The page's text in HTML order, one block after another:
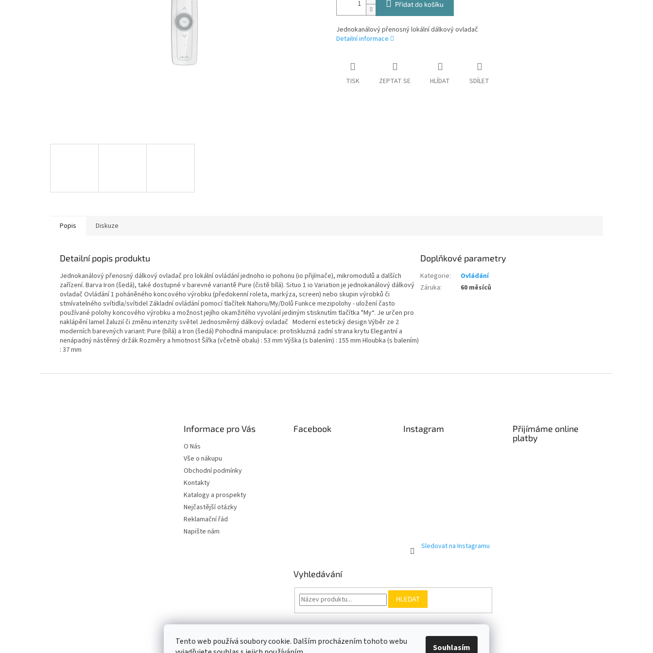
Tento web používá soubory cookie. Dalším procházením tohoto webu
Souhlasím
Přidat do košíku
Jednokanálový přenosný lokální dálkový ovladač
Detailní informace
TISK ZEPTAT SE HLÍDAT SDÍLET
Popis Diskuze
Detailní popis produktu
Jednokanálový přenosný dálkový ovladač pro lokální ovládání jednoho io pohonu (io přijímače), mikromodulů a dalších
zařízení. Barva Iron (šedá), také dostupné v barevné variantě Pure (čistě bílá). Situo 1 io Variation je jednokanálový dálkový
ovladač Ovládání 1 poháněného koncového výrobku (předokenní roleta, markýza, screen) nebo skupin výrobků či
stmívatelného svítidla/svítidel Základní ovládání pomocí tlačítek Nahoru/My/Dolů Funkce mezipolohy - uložení často
používané polohy koncového výrobku a možnost jejího okamžitého vyvolání jediným stisknutím tlačítka "My“. Je určen pro
naklápění lamel žaluzií či změnu intenzity světel Jednosměrný dálkový ovladač Moderní estetický design Výběr ze 2
moderních barevných variant: Pure (bílá) a Iron (šedá) Pohodlná manipulace: protiskluzná zadní strana krytu Elegantní a
nenápadný nástěnný držák Rozměry a hmotnost Šířka (včetně obalu) : 53 mm Výška (s balením) : 155 mm Hloubka (s balením)
: 37 mm
Doplňkové parametry
Kategorie:
Ovládání
Záruka: 60 měsíců
Informace pro Vás
O Nás
Vše o nákupu
Obchodní podmínky
Kontakty
Katalogy a prospekty
Nejčastější otázky
Reklamační řád
Napište nám
Facebook Instagram
Sledovat na Instagramu
Přijímáme online
platby
Vyhledávání
HLEDAT
Somfy.cz Kontakt